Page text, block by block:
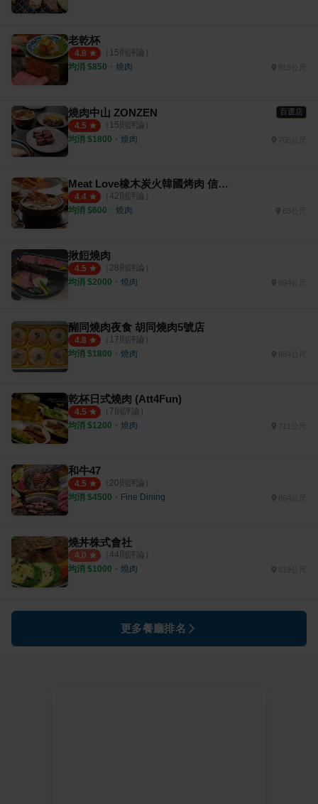
老乾杯
4.8 （ 15則評論）
均消 $850 ・ 燒肉 815公尺
燒肉中山 ZONZEN 百選店
4.5 （ 15則評論）
均消 $1800 ・ 燒肉 705公尺
Meat Love橡木炭火韓國烤肉 信義店
4.4 （ 42則評論）
均消 $600 ・ 燒肉
揪餖燒肉
4.5 （ 28則評論）
均消 $2000 ・ 燒肉 694公尺
醐同燒肉夜食 胡同燒肉5號店
4.8 （ 17則評論）
均消 $1800 ・ 燒肉 884公尺
乾杯日式燒肉 (Att4Fun)
4.5 （ 7則評論）
均消 $1200 ・ 燒肉
和牛47
4.5 （ 20則評論）
均消 $4500 ・ Fine Dining 864公尺
燒丼株式會社
4.0 （ 44則評論）
均消 $1000 ・ 燒肉
更多餐廳排名